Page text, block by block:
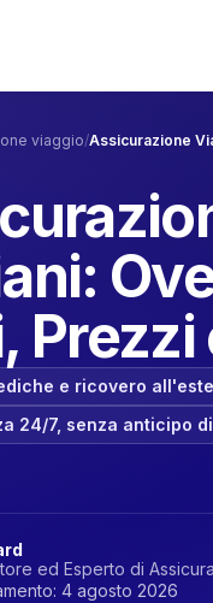
viaggio/Assicurazione
Prezzi
e ricovero
24/7, senza anticipo
ed Esperto di
4 agosto 2026